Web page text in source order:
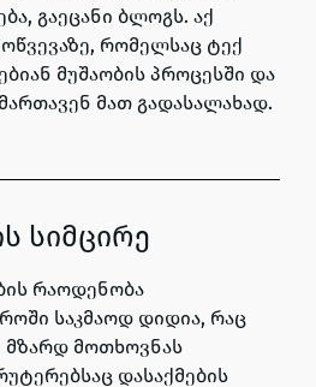
გაეცანი ბლოგს. აქ
რომელსაც ტექ
მუშაობის პროცესში და
მათ გადასალახად.
სიმცირე
რაოდენობა
საკმაოდ დიდია, რაც
მოთხოვნას
დასაქმების